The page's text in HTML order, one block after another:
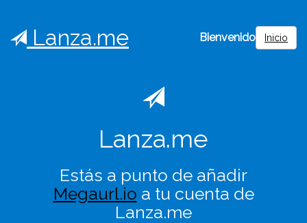
Lanza.me Bienvenido Inicio
Lanza.me
Estás a punto de añadir
Megaurl.io a tu cuenta de
Lanza.me